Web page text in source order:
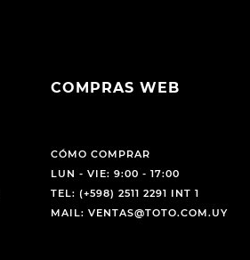
COMPRAS WEB
CÓMO COMPRAR
LUN - VIE: 9:00 - 17:00
TEL: (+598) 2511 2291 INT 1
MAIL: VENTAS@TOTO.COM.UY